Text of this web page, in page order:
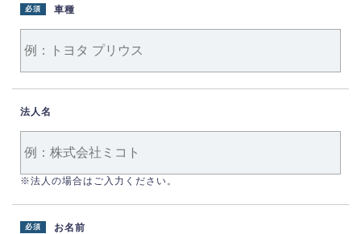
車種
必須
法人名
※法人の場合はご入力ください。
お名前
必須